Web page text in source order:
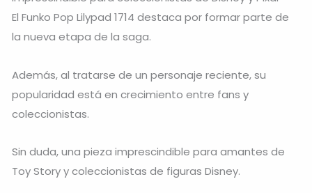
El Funko Pop Lilypad 1714 destaca por formar parte de
la nueva etapa de la saga.
Además, al tratarse de un personaje reciente, su
popularidad está en crecimiento entre fans y
coleccionistas.
Sin duda, una pieza imprescindible para amantes de
Toy Storyy coleccionistas de figuras Disney.